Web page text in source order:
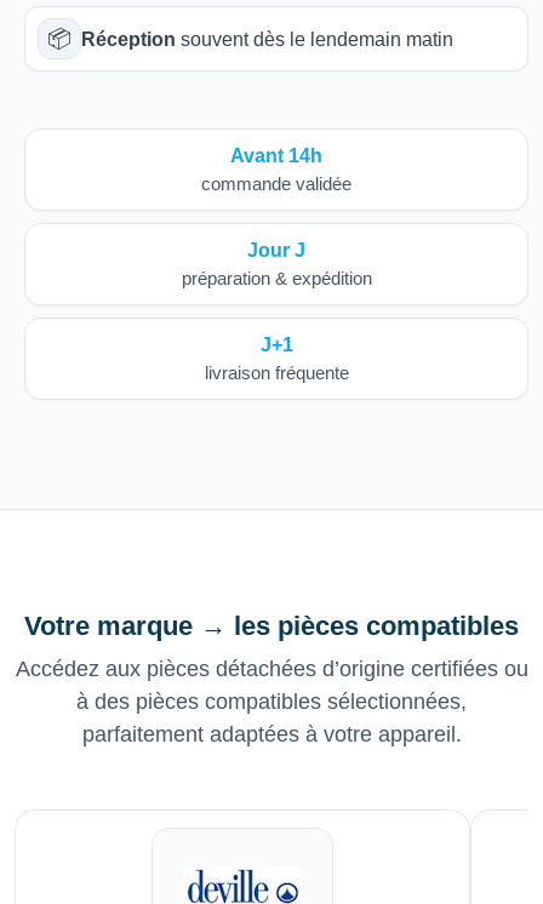
📦 Réception souvent dès le lendemain matin
Avant 14h
commande validée
Jour J
préparation & expédition
J+1
livraison fréquente
Votre marque → les pièces compatibles
Accédez aux pièces détachées d’origine certifiées ou
à des pièces compatibles sélectionnées,
parfaitement adaptées à votre appareil.